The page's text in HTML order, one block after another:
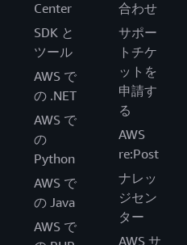
Center
SDK と
ツール
AWS で
の .NET
AWS で
の
Python
AWS で
の Java
AWS で
合わせ
サポー
トチケ
ットを
申請す
る
AWS
re:Post
ナレッ
ジセン
ター
AWS サ